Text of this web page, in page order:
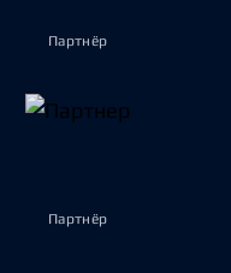
Партнёр
Партнёр